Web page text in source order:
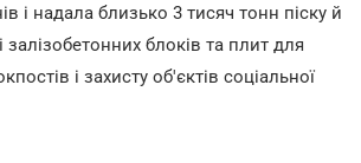
і надала близько 3 тисяч тонн піску й
залізобетонних блоків та плит для
і захисту об'єктів соціальної